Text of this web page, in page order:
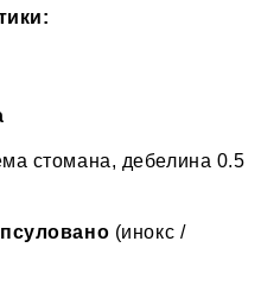
стомана, дебелина 0.5
(инокс /